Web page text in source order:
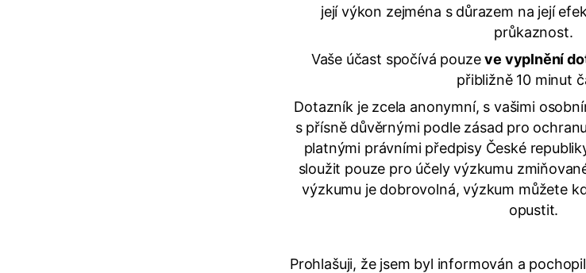
její výkon zejména s důrazem na její
průkaznost.
Vaše účast spočívá pouzeve vyplnění
přibližně 10 minut
Dotazník je zcela anonymní, s vašimi
s přísně důvěrnými podle zásad pro
platnými právními předpisy České
sloužit pouze pro účely výzkumu
výzkumu je dobrovolná, výzkum můžete
opustit.
Prohlašuji, že jsem byl informován a